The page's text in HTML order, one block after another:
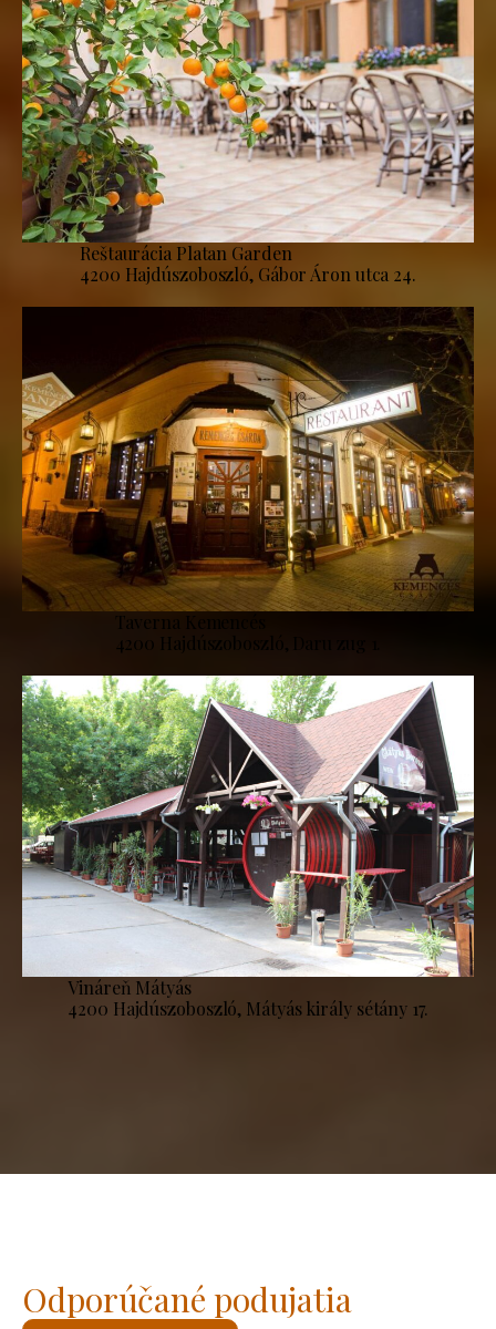
Reštaurácia Platan Garden
4200 Hajdúszoboszló, Gábor Áron utca 24.
Taverna Kemencés
4200 Hajdúszoboszló, Daru zug 1.
Vináreň Mátyás
4200 Hajdúszoboszló, Mátyás király sétány 17.
Odporúčané podujatia